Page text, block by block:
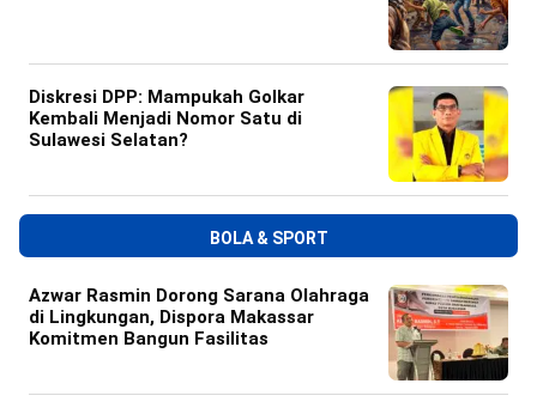
Diskresi DPP: Mampukah Golkar
Kembali Menjadi Nomor Satu di
Sulawesi Selatan?
BOLA & SPORT
Azwar Rasmin Dorong Sarana Olahraga
di Lingkungan, Dispora Makassar
Komitmen Bangun Fasilitas